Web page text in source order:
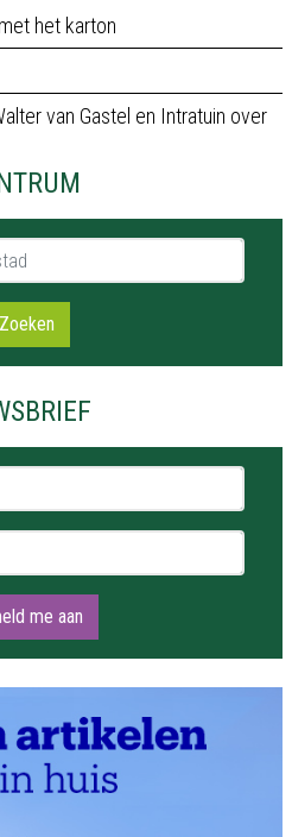
het karton
van Gastel en Intratuin over
Zoeken
me aan